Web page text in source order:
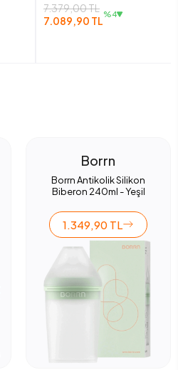
7.379,00 TL
7.089,90 TL %4
Borrn
Borrn Antikolik Silikon
Biberon 240ml - Yeşil
1.349,90 TL